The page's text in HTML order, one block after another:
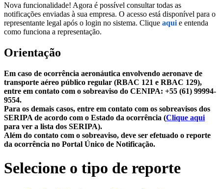
Nova funcionalidade! Agora é possível consultar todas as
notificações enviadas à sua empresa. O acesso está disponível para o
representante legal após o login no sistema. Clique aqui e entenda
como funciona a representação.
Orientação
Em caso de ocorrência aeronáutica envolvendo aeronave de
transporte aéreo público regular (RBAC 121 e RBAC 129),
entre em contato com o sobreaviso do CENIPA: +55 (61) 99994-
9554.
Para os demais casos, entre em contato com os sobreavisos dos
SERIPA de acordo com o Estado da ocorrência (Clique aqui
para ver a lista dos SERIPA).
Além do contato com o sobreaviso, deve ser efetuado o reporte
da ocorrência no Portal Único de Notificação.
Selecione o tipo de reporte